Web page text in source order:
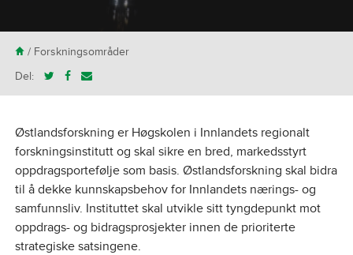
H/ Forskningsområder
Del:
Østlandsforskning er Høgskolen i Innlandets regionalt
forskningsinstitutt og skal sikre en bred, markedsstyrt
oppdragsportefølje som basis. Østlandsforskning skal bidra
til å dekke kunnskapsbehov for Innlandets nærings- og
samfunnsliv. Instituttet skal utvikle sitt tyngdepunkt mot
oppdrags- og bidragsprosjekter innen de prioriterte
strategiske satsingene.